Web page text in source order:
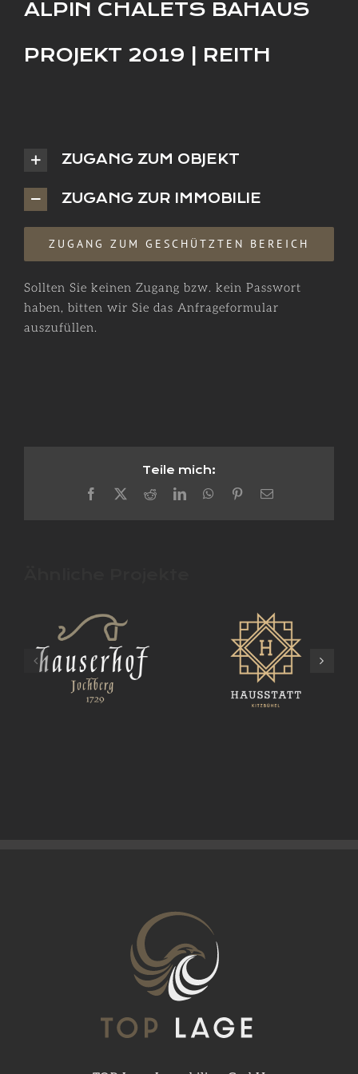
ALPIN CHALETS BAHAUS
PROJEKT 2019 | REITH
ZUGANG ZUM OBJEKT
ZUGANG ZUR IMMOBILIE
ZUGANG ZUM GESCHÜTZTEN BEREICH
Sollten Sie keinen Zugang bzw. kein Passwort
haben, bitten wir Sie das Anfrageformular
auszufüllen.
Teile mich:
Facebook RedditLinkedInWhatsApp
Pinterest
E-